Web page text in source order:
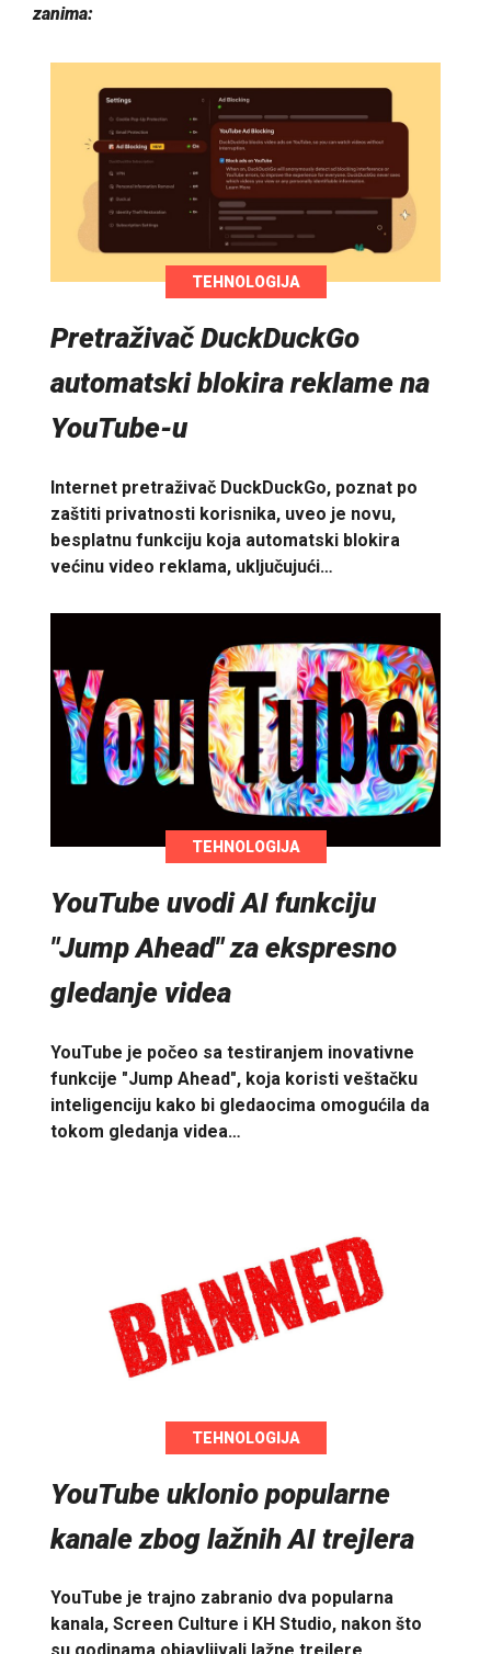
zanima:
TEHNOLOGIJA
Pretraživač DuckDuckGo
automatski blokira reklame na
YouTube-u
Internet pretraživač DuckDuckGo, poznat po
zaštiti privatnosti korisnika, uveo je novu,
besplatnu funkciju koja automatski blokira
većinu video reklama, uključujući…
TEHNOLOGIJA
YouTube uvodi AI funkciju
"Jump Ahead" za ekspresno
gledanje videa
YouTube je počeo sa testiranjem inovativne
funkcije "Jump Ahead", koja koristi veštačku
inteligenciju kako bi gledaocima omogućila da
tokom gledanja videa…
TEHNOLOGIJA
YouTube uklonio popularne
kanale zbog lažnih AI trejlera
YouTube je trajno zabranio dva popularna
kanala, Screen Culture i KH Studio, nakon što